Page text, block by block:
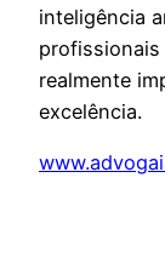
inteligência
realmente
excelência.